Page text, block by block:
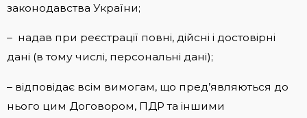
законодавства України;
– надав при реєстрації повні, дійсні і достовірні
дані (в тому числі, персональні дані);
– відповідає всім вимогам, що пред’являються до
нього цим Договором, ПДР та іншими